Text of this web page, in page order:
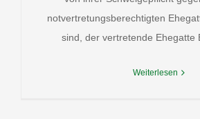
notvertretungsberechtigten
sind, der vertretende Ehegatte
Weiterlesen